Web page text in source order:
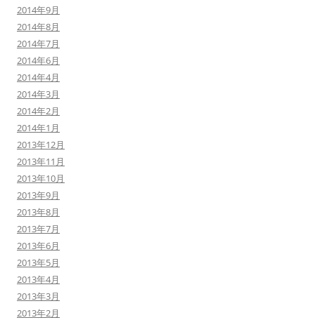
2014年9月
2014年8月
2014年7月
2014年6月
2014年4月
2014年3月
2014年2月
2014年1月
2013年12月
2013年11月
2013年10月
2013年9月
2013年8月
2013年7月
2013年6月
2013年5月
2013年4月
2013年3月
2013年2月